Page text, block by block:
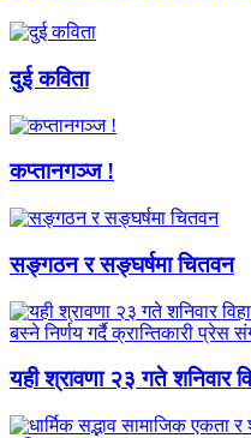
दुई कविता
कप्तानगञ्ज !
सङ्गठन र सङ्घर्षमा चितवन
यही श्रावणा २३ गते शनिवार